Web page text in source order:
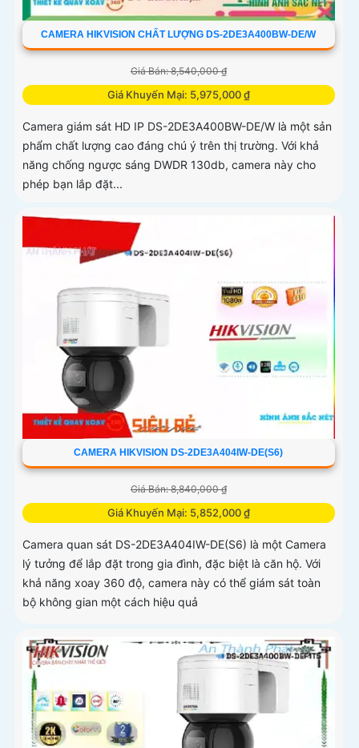
CAMERA HIKVISION CHẤT LƯỢNG DS-2DE3A400BW-DE/W
Giá Bán: 8,540,000 ₫
Giá Khuyến Mại: 5,975,000 ₫
Camera giám sát HD IP DS-2DE3A400BW-DE/W là một sản
phẩm chất lượng cao đáng chú ý trên thị trường. Với khả
năng chống ngược sáng DWDR 130db, camera này cho
phép bạn lắp đặt...
CAMERA HIKVISION DS-2DE3A404IW-DE(S6)
Giá Bán: 8,840,000 ₫
Giá Khuyến Mại: 5,852,000 ₫
Camera quan sát DS-2DE3A404IW-DE(S6) là một Camera
lý tưởng để lắp đặt trong gia đình, đặc biệt là căn hộ. Với
khả năng xoay 360 độ, camera này có thể giám sát toàn
bộ không gian một cách hiệu quả